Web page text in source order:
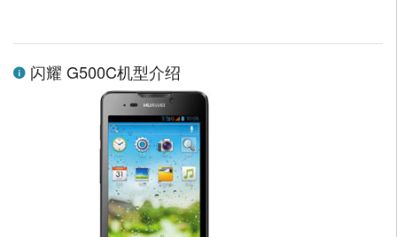
闪耀 G500C机型介绍